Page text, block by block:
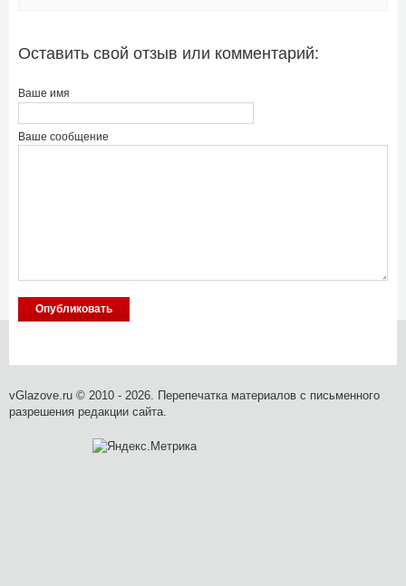
Оставить свой отзыв или комментарий:
Ваше имя
Ваше сообщение
vGlazove.ru © 2010 - 2026. Перепечатка материалов с письменного
разрешения редакции сайта.